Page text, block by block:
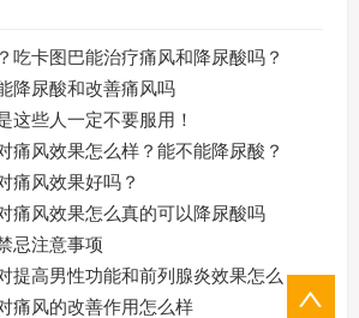
吃卡图巴能治疗痛风和降尿酸吗？
降尿酸和改善痛风吗
这些人一定不要服用！
痛风效果怎么样？能不能降尿酸？
痛风效果好吗？
痛风效果怎么真的可以降尿酸吗
忌注意事项
提高男性功能和前列腺炎效果怎么
痛风的改善作用怎么样